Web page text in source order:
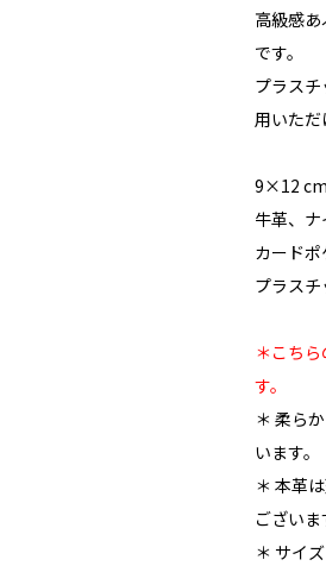
高級感
です。
プラス
用いただ
9×12
牛革、ナ
カード
プラス
＊こち
す。
＊ 柔ら
います。
＊ 本革
ございま
＊ サイ